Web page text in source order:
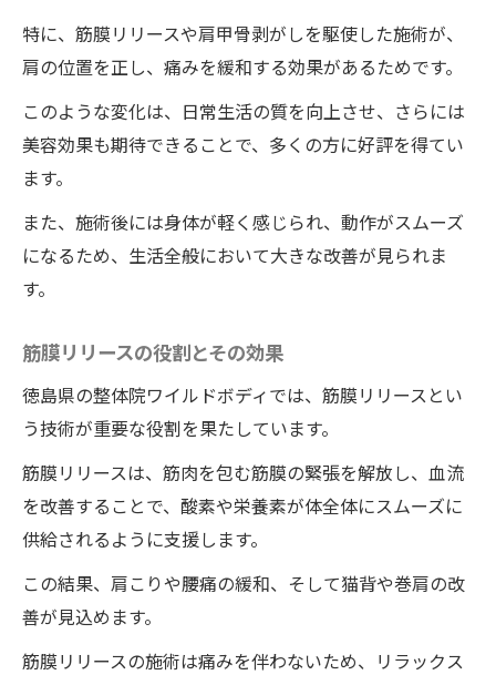
特に、筋膜リリースや肩甲骨剥がしを駆使した施術が、
肩の位置を正し、痛みを緩和する効果があるためです。
このような変化は、日常生活の質を向上させ、さらには
美容効果も期待できることで、多くの方に好評を得てい
ます。
また、施術後には身体が軽く感じられ、動作がスムーズ
になるため、生活全般において大きな改善が見られま
す。
筋膜リリースの役割とその効果
徳島県の整体院ワイルドボディでは、筋膜リリースとい
う技術が重要な役割を果たしています。
筋膜リリースは、筋肉を包む筋膜の緊張を解放し、血流
を改善することで、酸素や栄養素が体全体にスムーズに
供給されるように支援します。
この結果、肩こりや腰痛の緩和、そして猫背や巻肩の改
善が見込めます。
筋膜リリースの施術は痛みを伴わないため、リラックス